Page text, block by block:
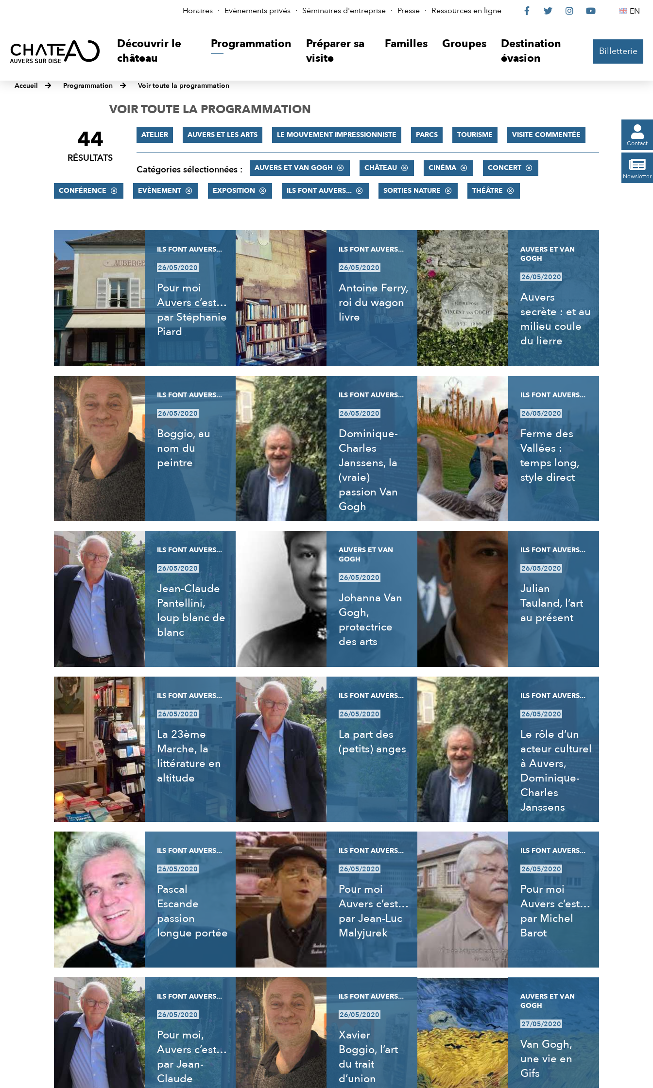
Horaires Evènements privés Séminaires d'entreprise Presse Ressources en ligne
Le
sur

Le

Le

Le
 EN
Découvrir le
château
Programmation
Préparer sa
visite
Familles Groupes
Destination
évasion
Billetterie
Accueil Programmation Voir toute la programmation

Contact

Newsletter
VOIR TOUTE LA PROGRAMMATION
FILTRER
RÉSULTATS
44
RÉSULTATS
ATELIER AUVERS ET LES ARTS LE MOUVEMENT IMPRESSIONNISTE PARCS TOURISME VISITE COMMENTÉE
Catégories sélectionnées : AUVERS ET VAN GOGH CHÂTEAU CINÉMA CONCERT
CONFÉRENCE EVÈNEMENT EXPOSITION ILS FONT AUVERS... SORTIES NATURE THÉÂTRE
RÉSULTATS
ILS FONT AUVERS...
26/05/2020
Pour moi
Auvers c’est…
par Stéphanie
Piard
ILS FONT AUVERS...
26/05/2020
Antoine Ferry,
roi du wagon
livre
AUVERS ET VAN
GOGH
26/05/2020
Auvers
secrète : et au
milieu coule
du lierre
ILS FONT AUVERS...
26/05/2020
Boggio, au
nom du
peintre
ILS FONT AUVERS...
26/05/2020
Dominique-
Charles
Janssens, la
(vraie)
passion Van
Gogh
ILS FONT AUVERS...
26/05/2020
Ferme des
Vallées :
temps long,
style direct
ILS FONT AUVERS...
26/05/2020
Jean-Claude
Pantellini,
loup blanc de
blanc
AUVERS ET VAN
GOGH
26/05/2020
Johanna Van
Gogh,
protectrice
des arts
ILS FONT AUVERS...
26/05/2020
Julian
Tauland, l’art
au présent
ILS FONT AUVERS...
26/05/2020
La 23ème
Marche, la
littérature en
altitude
ILS FONT AUVERS...
26/05/2020
La part des
(petits) anges
ILS FONT AUVERS...
26/05/2020
Le rôle d’un
acteur culturel
à Auvers,
Dominique-
Charles
Janssens
ILS FONT AUVERS...
26/05/2020
Pascal
Escande
passion
longue portée
ILS FONT AUVERS...
26/05/2020
Pour moi
Auvers c’est…
par Jean-Luc
Malyjurek
ILS FONT AUVERS...
26/05/2020
Pour moi
Auvers c’est…
par Michel
Barot
ILS FONT AUVERS...
26/05/2020
Pour moi,
Auvers c’est…
par Jean-
Claude
ILS FONT AUVERS...
26/05/2020
Xavier
Boggio, l’art
du trait
d’union
AUVERS ET VAN
GOGH
27/05/2020
Van Gogh,
une vie en
Gifs